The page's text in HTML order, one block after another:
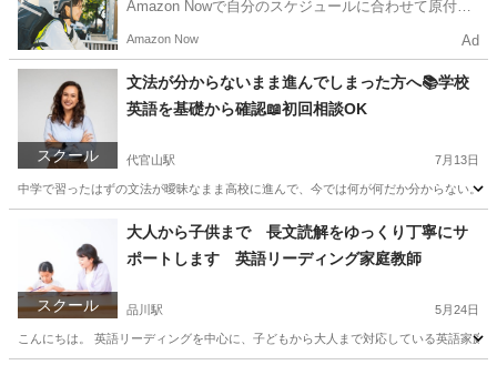
Amazon Nowで自分のスケジュールに合わせて原付や
う！
Amazon Now Ad
スクール
文法が分からないまま進んでしまった方へ📚学校
英語を基礎から確認📖初回相談OK
代官山駅 7月13日
中学で習ったはずの文法が曖昧なまま高校に進んで、今では何が何だか分からない。
代官山駅 英語/基礎英語 手伝い
スクール
大人から子供まで 長文読解をゆっくり丁寧にサ
ポートします 英語リーディング家庭教師
品川駅 5月24日
こんにちは。 英語リーディングを中心に、子どもから大人まで対応している英語家